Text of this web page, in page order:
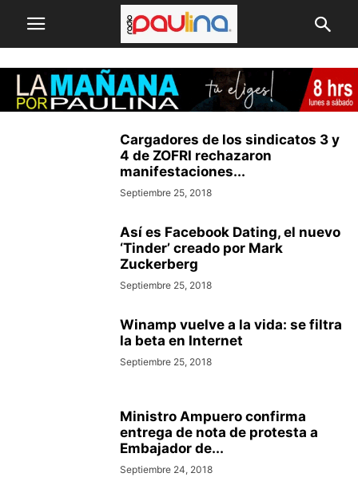
Cargadores de los sindicatos 3 y
4 de ZOFRI rechazaron
manifestaciones...
Septiembre 25, 2018
Así es Facebook Dating, el nuevo
‘Tinder’ creado por Mark
Zuckerberg
Septiembre 25, 2018
Winamp vuelve a la vida: se filtra
la beta en Internet
Septiembre 25, 2018
Ministro Ampuero confirma
entrega de nota de protesta a
Embajador de...
Septiembre 24, 2018